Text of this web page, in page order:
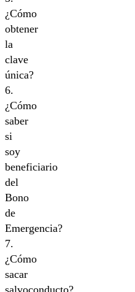
¿Cómo
obtener
la
clave
única?
6.
¿Cómo
saber
si
soy
beneficiario
del
Bono
de
Emergencia?
7.
¿Cómo
sacar
salvoconducto?